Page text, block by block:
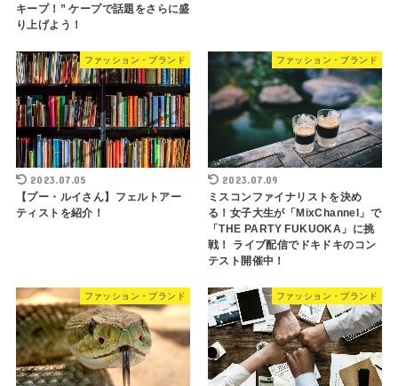
キープ！” ケープで話題をさらに盛
り上げよう！
ファッション・ブランド
2023.07.05
【プー・ルイさん】フェルトアー
ティストを紹介！
ファッション・ブランド
2023.07.09
ミスコンファイナリストを決め
る！女子大生が「MixChannel」で
「THE PARTY FUKUOKA」に挑
戦！ ライブ配信でドキドキのコン
テスト開催中！
ファッション・ブランド ファッション・ブランド